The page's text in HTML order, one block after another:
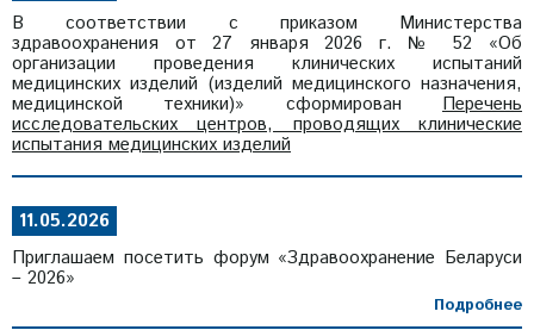
В соответствии с приказом Министерства
здравоохранения от 27 января 2026 г. № 52 «Об
организации проведения клинических испытаний
медицинских изделий (изделий медицинского назначения,
медицинской техники)» сформирован Перечень
исследовательских центров, проводящих клинические
испытания медицинских изделий
11.05.2026
Приглашаем посетить форум «Здравоохранение Беларуси
– 2026»
Подробнее